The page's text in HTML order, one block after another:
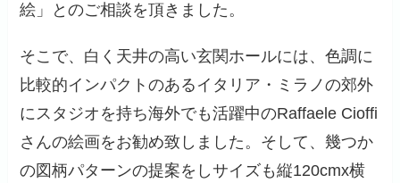
絵」とのご相談を頂きました。
そこで、白く天井の高い玄関ホールには、色調に
比較的インパクトのあるイタリア・ミラノの郊外
にスタジオを持ち海外でも活躍中のRaffaele Cioffi
さんの絵画をお勧め致しました。そして、幾つか
の図柄パターンの提案をしサイズも縦120cmx横